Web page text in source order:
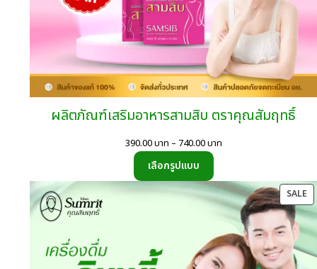
ผลิตภัณฑ์เสริมอาหารสามสิบ ตราคุณสัมฤทธิ์
390.00บาท – 740.00บาทPrice
บาท
through
740.00
บาท
เลือกรูปแบบ
SALE